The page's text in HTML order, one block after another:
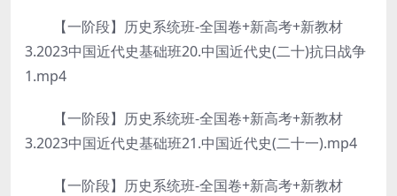
【一阶段】历史系统班-全国卷+新高考+新教材
3.2023中国近代史基础班20.中国近代史(二十)抗日战争
1.mp4
【一阶段】历史系统班-全国卷+新高考+新教材
3.2023中国近代史基础班21.中国近代史(二十一).mp4
【一阶段】历史系统班-全国卷+新高考+新教材